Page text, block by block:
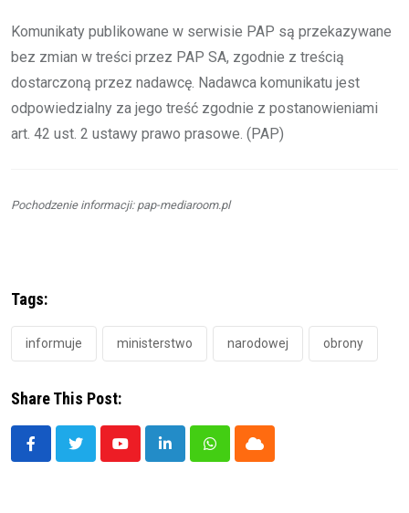
Komunikaty publikowane w serwisie PAP są przekazywane
bez zmian w treści przez PAP SA, zgodnie z treścią
dostarczoną przez nadawcę. Nadawca komunikatu jest
odpowiedzialny za jego treść zgodnie z postanowieniami
art. 42 ust. 2 ustawy prawo prasowe. (PAP)
Pochodzenie informacji: pap-mediaroom.pl
Tags:
informuje ministerstwo narodowej obrony
Share This Post:
YoutubeLinkedInWhatsappCloud